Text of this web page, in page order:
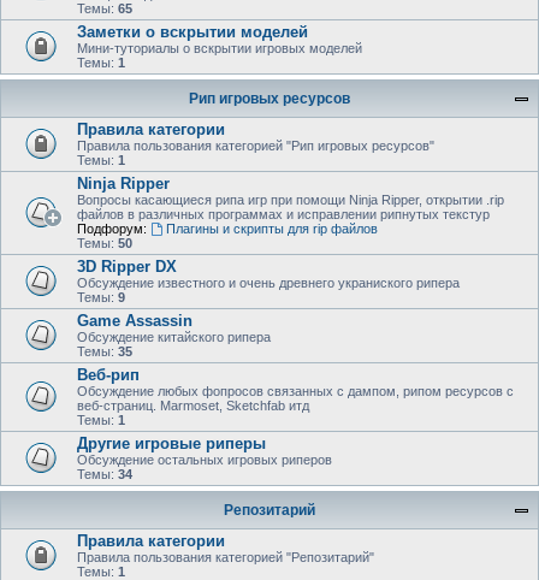
Темы: 65
Заметки о вскрытии моделей
Мини-туториалы о вскрытии игровых моделей
Темы: 1
Рип игровых ресурсов
Правила категории
Правила пользования категорией "Рип игровых ресурсов"
Темы: 1
Ninja Ripper
Вопросы касающиеся рипа игр при помощи Ninja Ripper, открытии .rip
файлов в различных программах и исправлении рипнутых текстур
Подфорум:
Плагины и скрипты для rip файлов
Темы: 50
3D Ripper DX
Обсуждение известного и очень древнего украниского рипера
Темы: 9
Game Assassin
Обсуждение китайского рипера
Темы: 35
Веб-рип
Обсуждение любых фопросов связанных с дампом, рипом ресурсов с
веб-страниц. Marmoset, Sketchfab итд
Темы: 1
Другие игровые риперы
Обсуждение остальных игровых риперов
Темы: 34
Репозитарий
Правила категории
Правила пользования категорией "Репозитарий"
Темы: 1